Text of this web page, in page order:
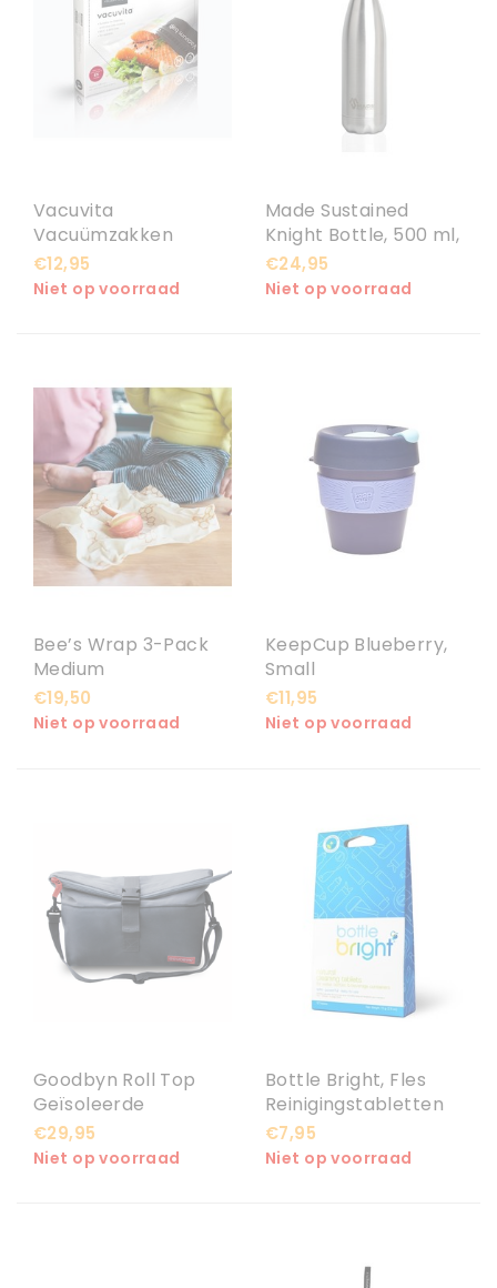
Vacuvita
Vacuümzakken
Medium
€12,95
Niet op voorraad
Made Sustained
Knight Bottle, 500 ml,
Brushed SS
€24,95
Niet op voorraad
Bee’s Wrap 3-Pack
Medium
€19,50
Niet op voorraad
KeepCup Blueberry,
Small
€11,95
Niet op voorraad
Goodbyn Roll Top
Geïsoleerde
Lunchtas, Donkergrijs
€29,95
Niet op voorraad
Bottle Bright, Fles
Reinigingstabletten
€7,95
Niet op voorraad